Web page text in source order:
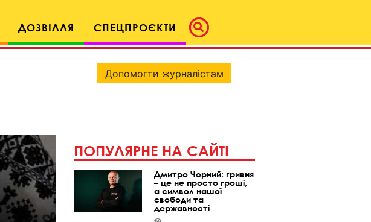
ДОЗВІЛЛЯ СПЕЦПРОЄКТИ
Допомогти журналістам
ПОПУЛЯРНЕ НА САЙТІ
Дмитро Чорний: гривня
– це не просто гроші,
а символ нашої
свободи та
державності